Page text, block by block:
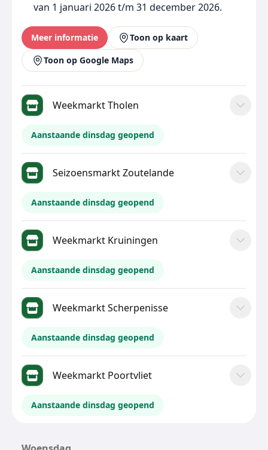
van 1 januari 2026 t/m 31 december 2026.
Meer informatie
Toon op kaart
Toon op Google Maps
Weekmarkt Tholen
Aanstaande dinsdag geopend
Seizoensmarkt Zoutelande
Aanstaande dinsdag geopend
Weekmarkt Kruiningen
Aanstaande dinsdag geopend
Weekmarkt Scherpenisse
Aanstaande dinsdag geopend
Weekmarkt Poortvliet
Aanstaande dinsdag geopend